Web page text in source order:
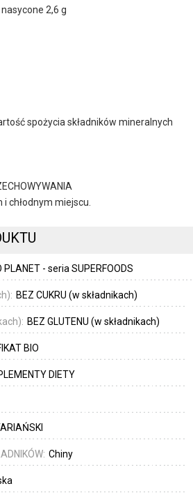
2,6 g
spożycia składników mineralnych
chłodnym miejscu.
PLANET - seria SUPERFOODS
BEZ CUKRU (w składnikach)
BEZ GLUTENU (w składnikach)
BIO
DIETY
Chiny